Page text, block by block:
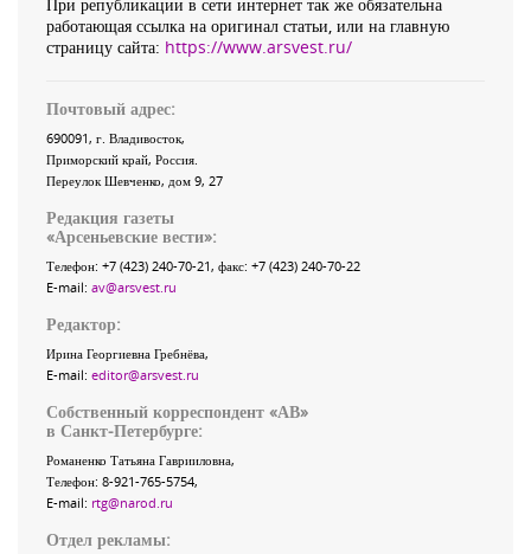
работающая ссылка на оригинал статьи, или на главную
страницу сайта: https://www.arsvest.ru/
Почтовый адрес:
690091, г. Владивосток,
Приморский край, Россия
Переулок Шевченко, дом 9, 27
Редакция газеты
«Арсеньевские вести»:
Телефон: +7 (423) 240-70-21, факс: +7 (423) 240-70-22
E-mail: av@arsvest.ru
Редактор:
Ирина Георгиевна Гребнёва,
E-mail: editor@arsvest.ru
Собственный корреспондент «АВ»
в Санкт-Петербурге:
Романенко Татьяна Гаврииловна,
Телефон: 8-921-765-5754,
E-mail: rtg@narod.ru
Отдел рекламы: